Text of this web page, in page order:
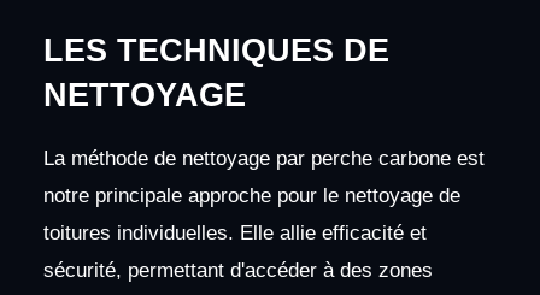
LES TECHNIQUES DE
NETTOYAGE
La méthode de nettoyage par perche carbone est
notre principale approche pour le nettoyage de
toitures individuelles. Elle allie efficacité et
sécurité, permettant d'accéder à des zones